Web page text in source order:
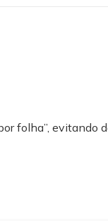
folha”, evitando